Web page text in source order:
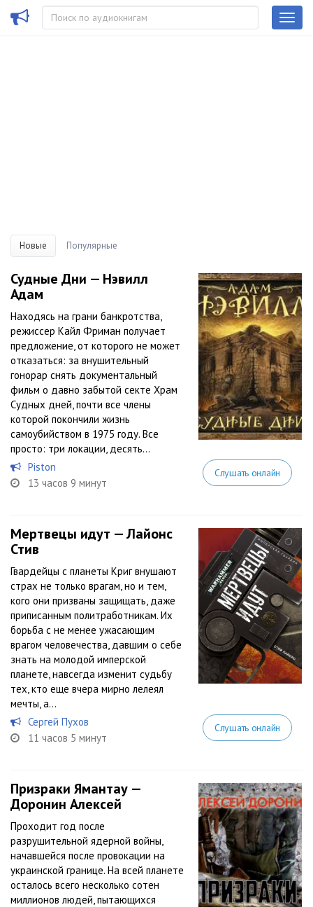
Новые Популярные
Судные Дни — Нэвилл
Адам
Находясь на грани банкротства,
режиссер Кайл Фриман получает
предложение, от которого не может
отказаться: за внушительный
гонорар снять документальный
фильм о давно забытой секте Храм
Судных дней, почти все члены
которой покончили жизнь
самоубийством в 1975 году. Все
просто: три локации, десять...
Piston
13 часов 9 минут
Слушать онлайн
Мертвецы идут — Лайонс
Стив
Гвардейцы с планеты Криг внушают
страх не только врагам, но и тем,
кого они призваны защищать, даже
приписанным политработникам. Их
борьба с не менее ужасающим
врагом человечества, давшим о себе
знать на молодой имперской
планете, навсегда изменит судьбу
тех, кто еще вчера мирно лелеял
мечты, а...
Сергей Пухов
11 часов 5 минут
Слушать онлайн
Призраки Ямантау —
Доронин Алексей
Проходит год после
разрушительной ядерной войны,
начавшейся после провокации на
украинской границе. На всей планете
осталось всего несколько сотен
миллионов людей, пытающихся